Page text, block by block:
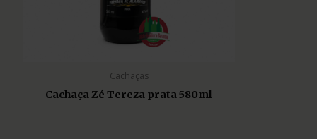
Cachaças
Cachaça Zé Tereza prata 580ml